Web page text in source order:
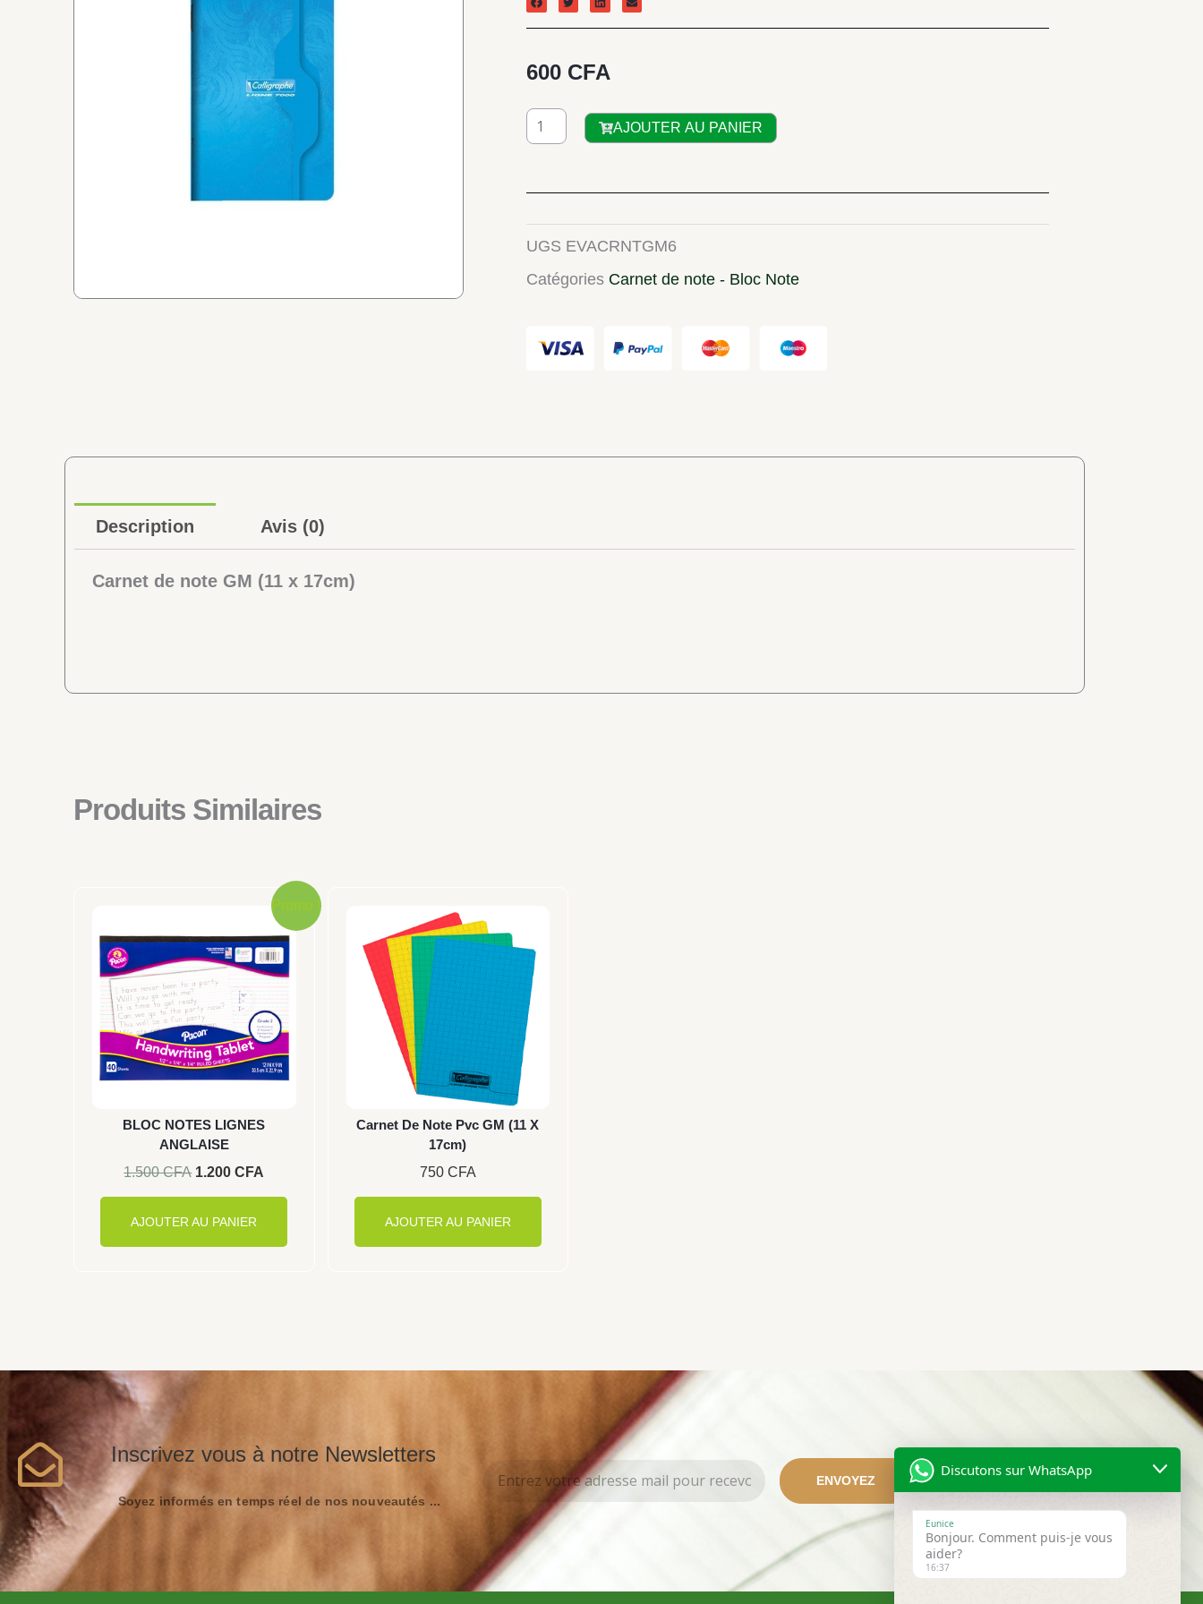
600 CFA
quantité
de
note
GM
(11
AJOUTER AU PANIER
UGS EVACRNTGM6
Catégories Carnet de note - Bloc Note
Description Avis (0)
Carnet de note GM (11 x 17cm)
Produits Similaires
Promo !
BLOC NOTES LIGNES
ANGLAISE
1.500CFA
initial
était :
1.500 CFA.
1.200CFA
Le
prix
actuel
est :
1.200 CFA.
AJOUTER AU PANIER
Carnet De Note Pvc GM (11 X
17cm)
750 CFA
AJOUTER AU PANIER
Inscrivez vous à notre Newsletters
Soyez informés en temps réel de nos nouveautés ...
ENVOYEZ
Discutons sur WhatsApp
Eunice
Bonjour. Comment puis-je vous
aider?
16:37